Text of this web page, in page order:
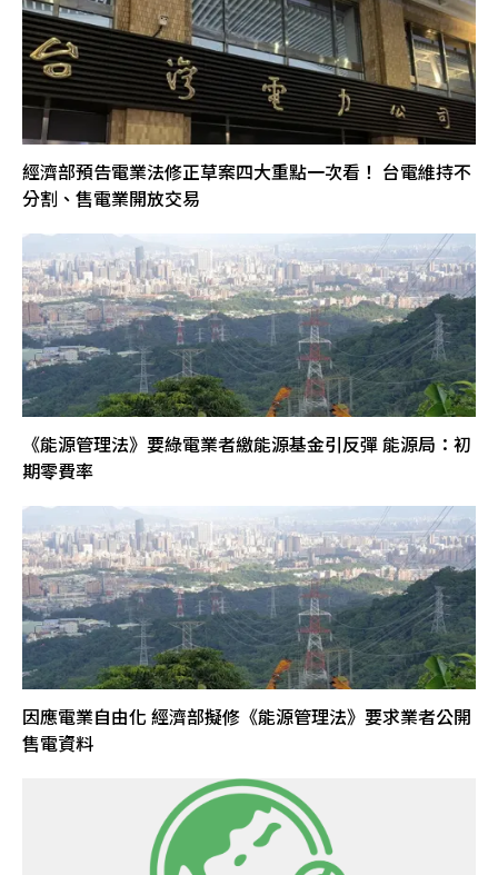
經濟部預告電業法修正草案四大重點一次看！ 台電維持不
分割、售電業開放交易
《能源管理法》要綠電業者繳能源基金引反彈 能源局：初
期零費率
因應電業自由化 經濟部擬修《能源管理法》要求業者公開
售電資料